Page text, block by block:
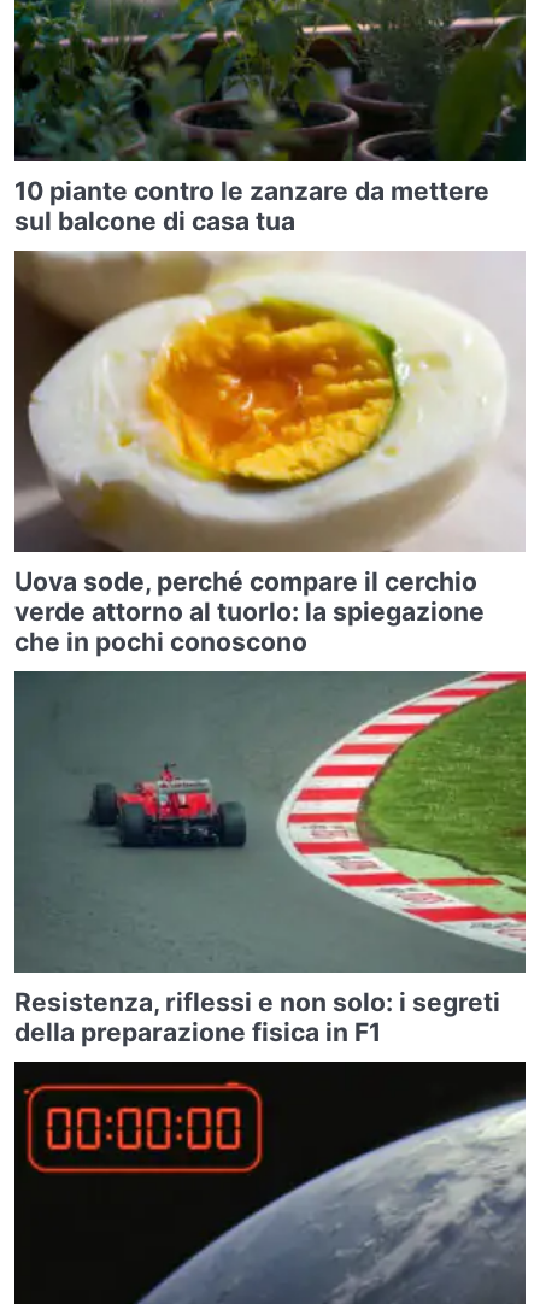
10 piante contro le zanzare da mettere
sul balcone di casa tua
Uova sode, perché compare il cerchio
verde attorno al tuorlo: la spiegazione
che in pochi conoscono
Resistenza, riflessi e non solo: i segreti
della preparazione fisica in F1